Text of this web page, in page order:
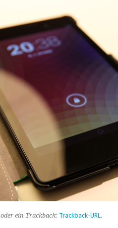
oder ein Trackback: Trackback-URL .